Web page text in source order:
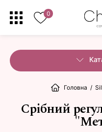
0
Головна /
Срібний